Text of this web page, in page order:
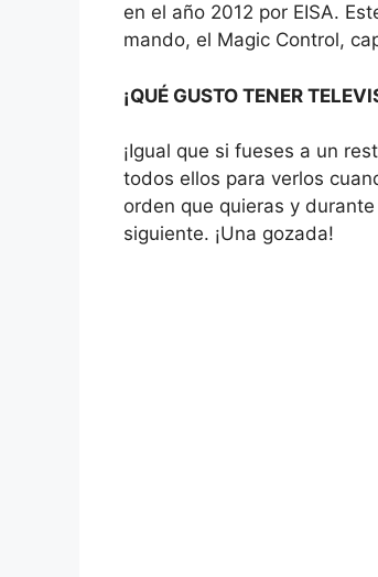
en el año 2012 por EISA.
mando, el Magic Control,
¡QUÉ GUSTO TENER
¡Igual que si fueses a un
todos ellos para verlos
orden que quieras y
siguiente. ¡Una gozada!